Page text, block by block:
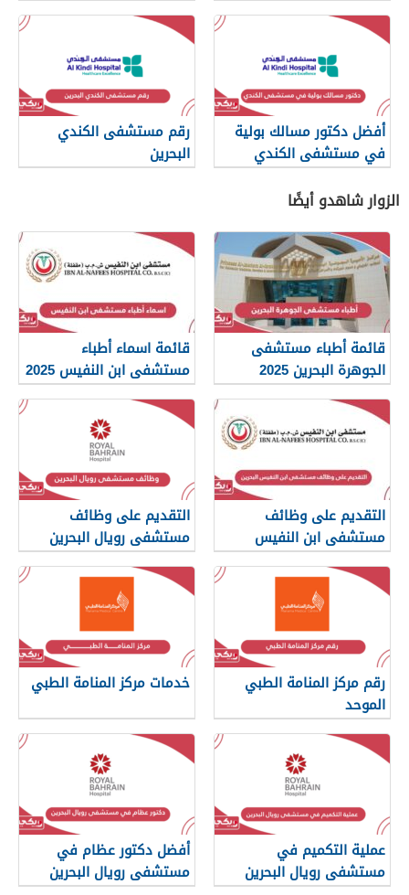
أفضل دكتور مسالك بولية
في مستشفى الكندي
البحرين
رقم مستشفى الكندي
البحرين
الزوار شاهدو أيضًا
قائمة أطباء مستشفى
الجوهرة البحرين 2025
قائمة اسماء أطباء
مستشفى ابن النفيس 2025
التقديم على وظائف
مستشفى ابن النفيس
البحرين 2025
التقديم على وظائف
مستشفى رويال البحرين
2025
رقم مركز المنامة الطبي
الموحد
خدمات مركز المنامة الطبي
عملية التكميم في
مستشفى رويال البحرين
أفضل دكتور عظام في
مستشفى رويال البحرين